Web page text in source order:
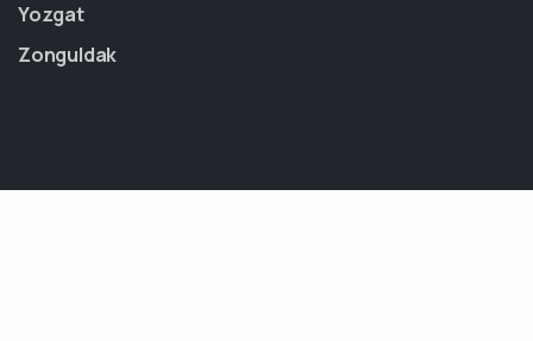
Yozgat
Zonguldak